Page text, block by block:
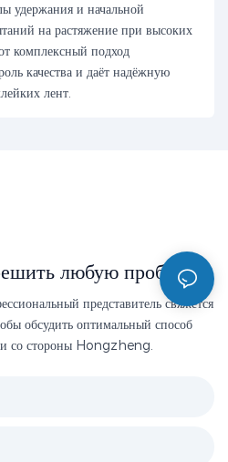
удержания и начальной
на растяжение при высоких
комплексный подход
качества и даёт надёжную
лент.
любую проблему
представитель свяжется
обсудить оптимальный способ
со стороны Hongzheng.